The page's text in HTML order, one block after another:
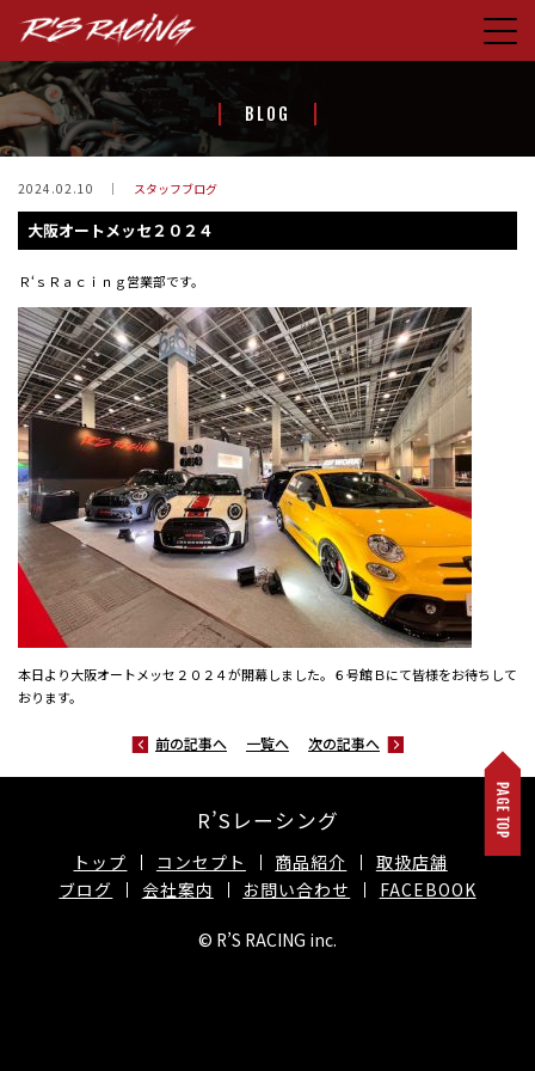
HOME
CONCEPT
ABOUT US
CONTACT
FACEBOOK
BLOG
2024.02.10 スタッフブログ
大阪オートメッセ２０２４
Ｒ‘ｓＲａｃｉｎｇ営業部です。
本日より大阪オートメッセ２０２４が開幕しました。６号館Ｂにて皆様をお待ちして
おります。
前の記事へ 一覧へ 次の記事へ
R’Sレーシング
トップ コンセプト 商品紹介
取扱店舗
ブログ
会社案内 お問い合わせ FACEBOOK
© R’S RACING inc.